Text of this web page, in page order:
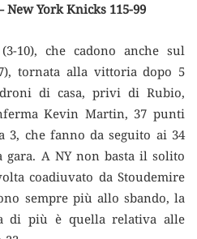
York Knicks 115-99
10), che cadono anche sul
tornata alla vittoria dopo 5
di casa, privi di Rubio,
Kevin Martin, 37 punti
3, che fanno da seguito ai 34
A NY non basta il solito
coadiuvato da Stoudemire
sempre più allo sbando, la
di più è quella relativa alle